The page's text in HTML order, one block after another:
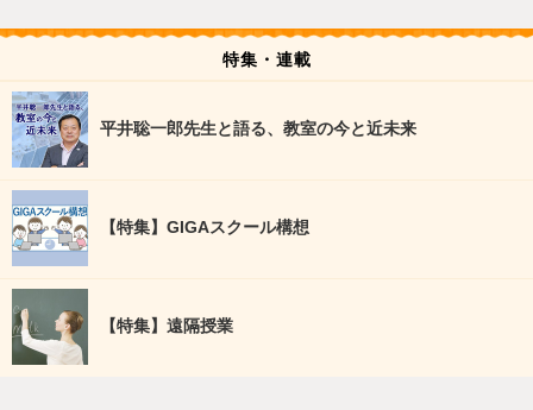
特集・連載
平井聡一郎先生と語る、教室の今と近未来
【特集】GIGAスクール構想
【特集】遠隔授業